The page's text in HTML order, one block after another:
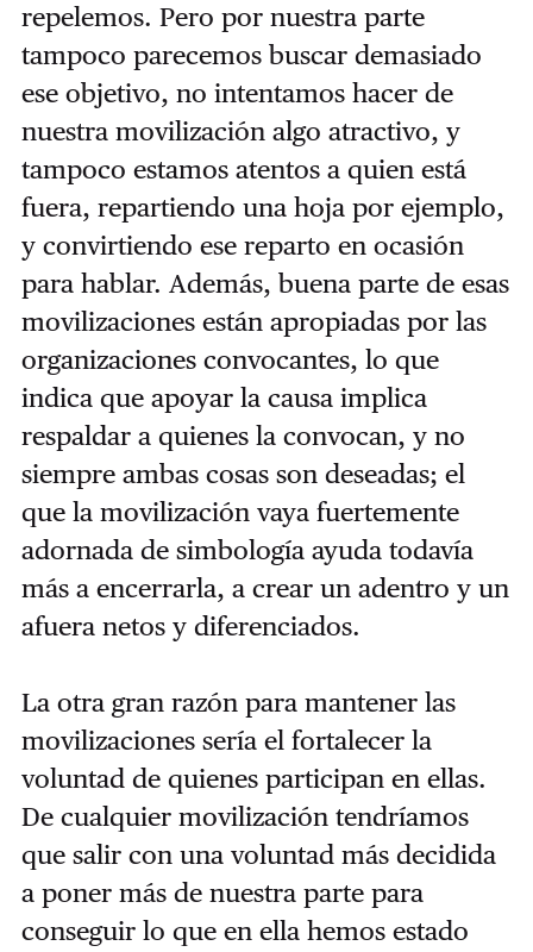
repelemos. Pero por nuestra parte
tampoco parecemos buscar demasiado
ese objetivo, no intentamos hacer de
nuestra movilización algo atractivo, y
tampoco estamos atentos a quien está
fuera, repartiendo una hoja por ejemplo,
y convirtiendo ese reparto en ocasión
para hablar. Además, buena parte de esas
movilizaciones están apropiadas por las
organizaciones convocantes, lo que
indica que apoyar la causa implica
respaldar a quienes la convocan, y no
siempre ambas cosas son deseadas; el
que la movilización vaya fuertemente
adornada de simbología ayuda todavía
más a encerrarla, a crear un adentro y un
afuera netos y diferenciados.
La otra gran razón para mantener las
movilizaciones sería el fortalecer la
voluntad de quienes participan en ellas.
De cualquier movilización tendríamos
que salir con una voluntad más decidida
a poner más de nuestra parte para
conseguir lo que en ella hemos estado